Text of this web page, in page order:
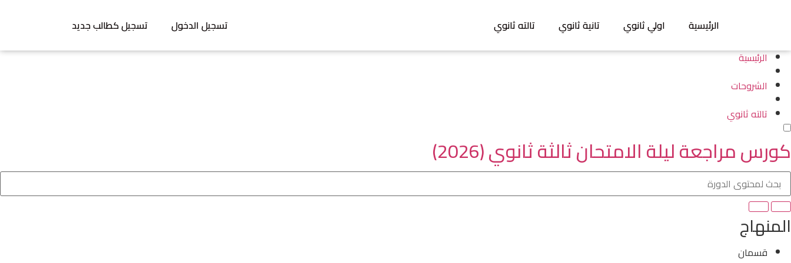
الرئيسية اولي ثانوي تانية ثانوي تالته ثانوي تسجيل الدخول
تسجيل كطالب جديد
الرئيسية
الشروحات
تالته ثانوي
كورس مراجعة ليلة الامتحان ثالثة ثانوي (2026)
المنهاج
قسمان